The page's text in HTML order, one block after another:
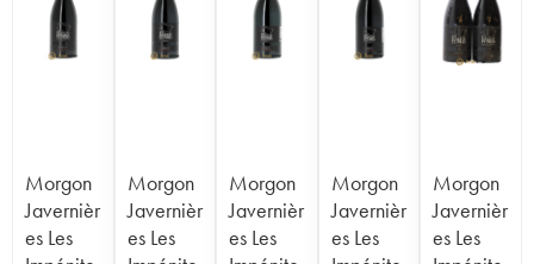
Morgon
Javernièr
es Les
Morgon
Javernièr
es Les
Morgon
Javernièr
es Les
Morgon
Javernièr
es Les
Morgon
Javernièr
es Les